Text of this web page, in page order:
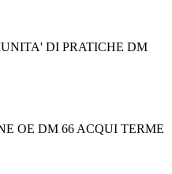
DI PRATICHE DM
OE DM 66 ACQUI TERME